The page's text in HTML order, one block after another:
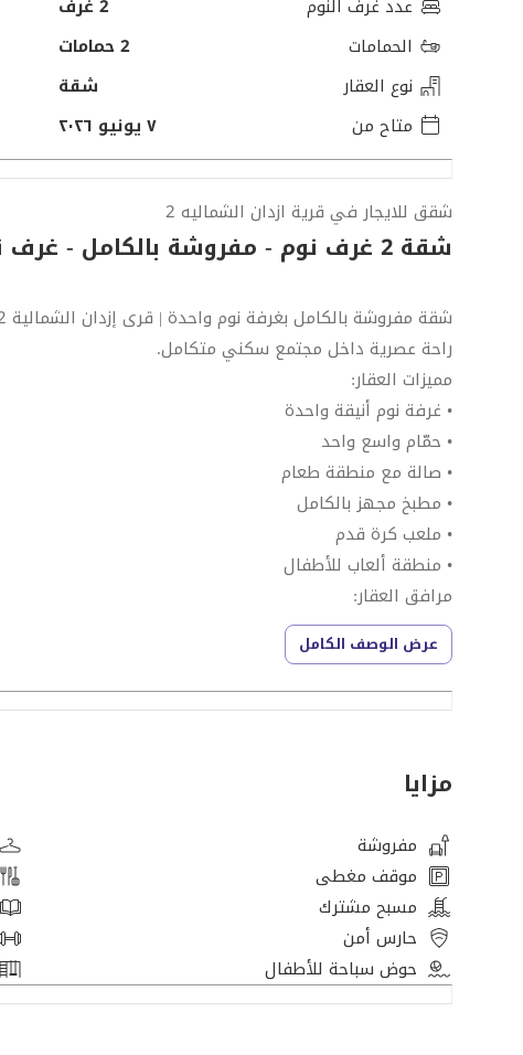
عدد غرف النوم
2 غرف
الحمامات
2 حمامات
نوع العقار
شقة
متاح من
٧ يونيو ٢٠٢٦
شقق للايجار في قرية ازدان الشماليه 2
شقة 2 غرف نوم - مفروشة بالكامل - غرف نوم واسعة
شقة مفروشة بالكامل بغرفة نوم واحدة | قرى إزدان الشمالية 2 – الوكرة
راحة عصرية داخل مجتمع سكني متكامل.
مميزات العقار:
• غرفة نوم أنيقة واحدة
• حمّام واسع واحد
• صالة مع منطقة طعام
• مطبخ مجهز بالكامل
• ملعب كرة قدم
• منطقة ألعاب للأطفال
مرافق العقار:
• مسبح
• مسبح للأطفال
• صالة رياضية
• قرب الهايبرماركت
• مقاهي
الخدمات:
• صيانة داخل الموقع
• يبعد 15 دقيقة بالسيارة عن قلب الدوحة
• مجموعة واسعة من المحلات التجارية: مطاعم، تسوق، وغيرها
الموقع والمحيط
عرض الوصف الكامل
مزايا
مفروشة
موقف مغطى
مسبح مشترك
حارس أمن
حوض سباحة للأطفال